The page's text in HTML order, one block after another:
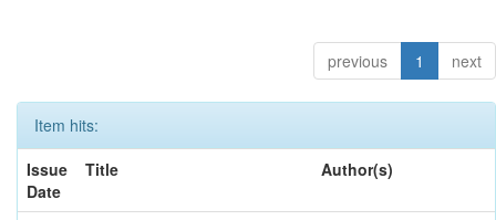
previous 1 next
Item hits:
Issue
Date
Title Author(s)